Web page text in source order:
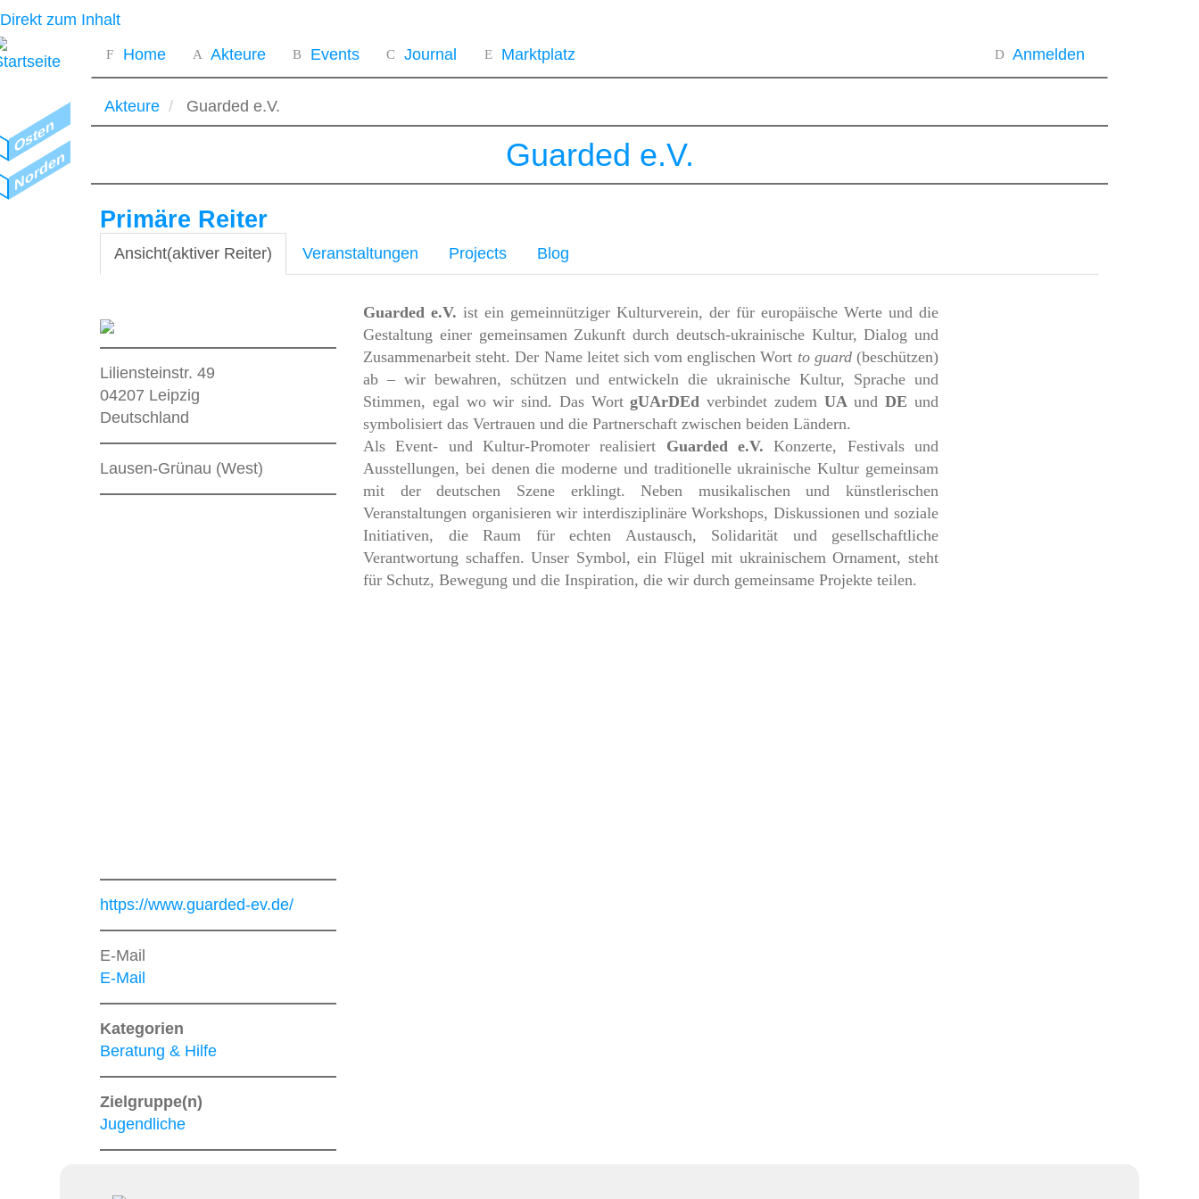
Direkt zum Inhalt
Osten
Norden
Benutzermenü Anmelden
Hauptnavigation
Home Akteure Events Journal Marktplatz
Akteure Guarded e.V.
Guarded e.V.
Primäre Reiter
Ansicht(aktiver Reiter) Veranstaltungen Projects Blog
Liliensteinstr. 49
04207 Leipzig
Deutschland
Lausen-Grünau (West)
https://www.guarded-ev.de/
E-Mail
E-Mail
Kategorien
Beratung & Hilfe
Zielgruppe(n)
Jugendliche
Guarded e.V. ist ein gemeinnütziger Kulturverein, der für europäische Werte und die
Gestaltung einer gemeinsamen Zukunft durch deutsch-ukrainische Kultur, Dialog und
Zusammenarbeit steht. Der Name leitet sich vom englischen Wort to guard(beschützen)
ab – wir bewahren, schützen und entwickeln die ukrainische Kultur, Sprache und
Stimmen, egal wo wir sind. Das WortgUArDEd verbindet zudem UA undDE und
symbolisiert das Vertrauen und die Partnerschaft zwischen beiden Ländern.
Als Event- und Kultur-Promoter realisiert Guarded e.V. Konzerte, Festivals und
Ausstellungen, bei denen die moderne und traditionelle ukrainische Kultur gemeinsam
mit der deutschen Szene erklingt. Neben musikalischen und künstlerischen
Veranstaltungen organisieren wir interdisziplinäre Workshops, Diskussionen und soziale
Initiativen, die Raum für echten Austausch, Solidarität und gesellschaftliche
Verantwortung schaffen. Unser Symbol, ein Flügel mit ukrainischem Ornament, steht
für Schutz, Bewegung und die Inspiration, die wir durch gemeinsame Projekte teilen.